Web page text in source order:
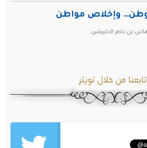
وطن… وإخلاص مواطن
بن ناصر الحتيرشي
تابعنا من خلال تويتر